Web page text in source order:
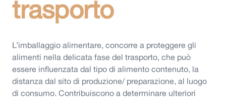
trasporto
L’imballaggio alimentare, concorre a proteggere gli
alimenti nella delicata fase del trasporto, che può
essere influenzata dal tipo di alimento contenuto, la
distanza dal sito di produzione/ preparazione, al luogo
di consumo. Contribuiscono a determinare ulteriori